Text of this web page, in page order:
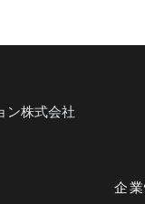
ン株式会社
企